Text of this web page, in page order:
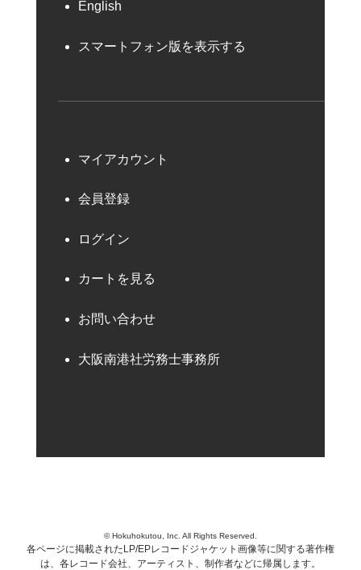
English
スマートフォン版を表示する
マイアカウント
会員登録
ログイン
カートを見る
お問い合わせ
大阪南港社労務士事務所
© Hokuhokutou, Inc. All Rights Reserved.
各ページに掲載されたLP/EPレコードジャケット画像等に関する著作権
は、各レコード会社、アーティスト、制作者などに帰属します。